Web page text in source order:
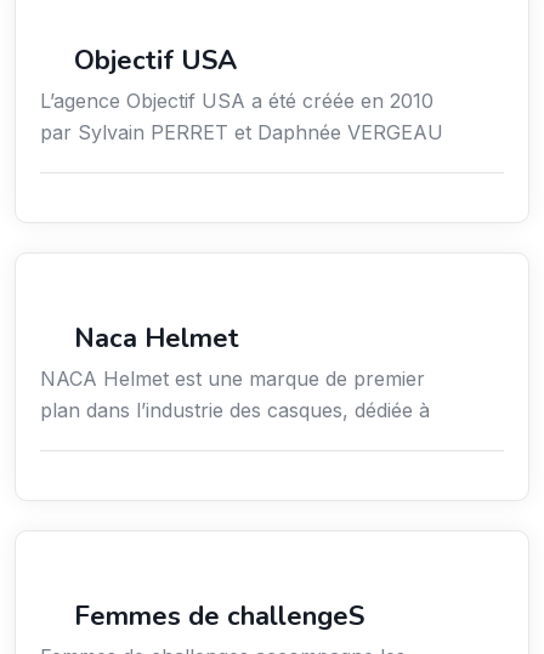
Objectif USA
L’agence Objectif USA a été créée en 2010
par Sylvain PERRET et Daphnée VERGEAU
Naca Helmet
NACA Helmet est une marque de premier
plan dans l’industrie des casques, dédiée à
Femmes de challengeS